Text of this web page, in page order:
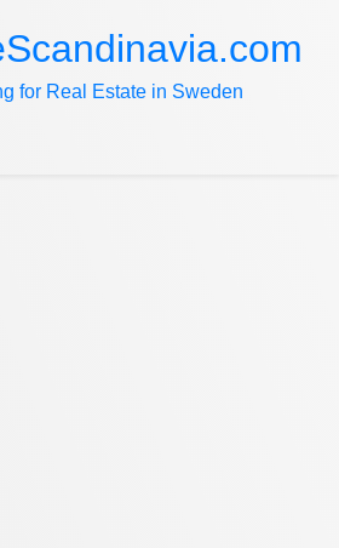
for Real Estate in Sweden